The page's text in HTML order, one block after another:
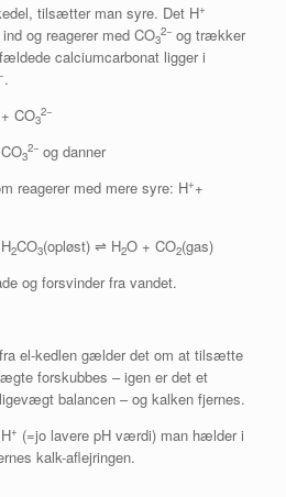
tilsætter man syre. Det H+
og reagerer med CO3
2− og trækker
calciumcarbonat ligger i
.
+ CO3
2−
3
2− og danner
reagerer med mere syre: H++
2CO3(opløst) ⇌ H2O + CO2(gas)
og forsvinder fra vandet.
el-kedlen gælder det om at tilsætte
forskubbes – igen er det et
balancen – og kalken fjernes.
+ (=jo lavere pH værdi) man hælder i
kalk-aflejringen.